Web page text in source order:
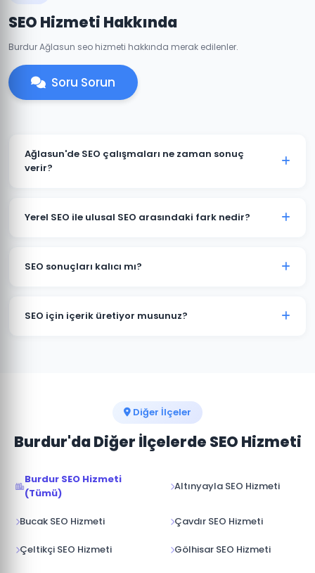
SEO Hizmeti Hakkında
Burdur Ağlasun seo hizmeti hakkında merak edilenler.
Soru Sorun
Ağlasun'de SEO çalışmaları ne zaman sonuç
verir?
projelerimizde genellikle 3-6 ay içinde belirgin
Yerel SEO ile ulusal SEO arasındaki fark nedir?
hedefler; Google Haritalar ve "yakınımda" sorgularında
birleştiriyoruz.
SEO sonuçları kalıcı mı?
işletmenizin konumunu korur ve güçlendirir.
SEO için içerik üretiyor musunuz?
Diğer İlçeler
Burdur'da Diğer İlçelerde SEO Hizmeti
Burdur SEO Hizmeti
(Tümü)
Altınyayla SEO Hizmeti
Bucak SEO Hizmeti Çavdır SEO Hizmeti
Çeltikçi SEO Hizmeti Gölhisar SEO Hizmeti